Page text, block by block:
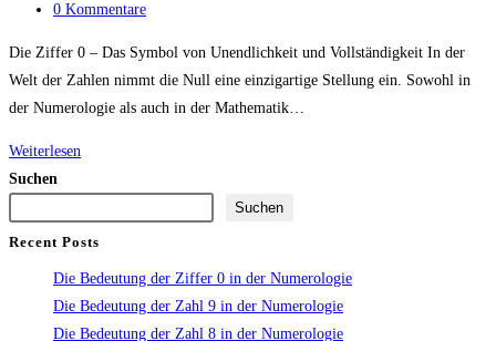
0 Kommentare
Die Ziffer 0 – Das Symbol von Unendlichkeit und Vollständigkeit In der
Welt der Zahlen nimmt die Null eine einzigartige Stellung ein. Sowohl in
der Numerologie als auch in der Mathematik…
Weiterlesen
Suchen
Suchen
Recent Posts
Die Bedeutung der Ziffer 0 in der Numerologie
Die Bedeutung der Zahl 9 in der Numerologie
Die Bedeutung der Zahl 8 in der Numerologie